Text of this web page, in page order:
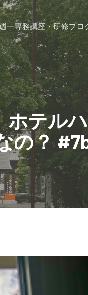
一専務講座・研修プロ
テル
の？